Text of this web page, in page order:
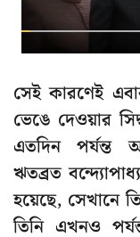
সেই কারণেই
ভেঙে দেওয়ার
এতদিন পর্যন্ত
ঋতব্রত
হয়েছে, সেখানে
তিনি এখনও